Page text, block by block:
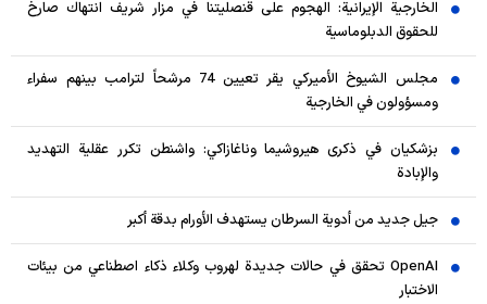
الخارجية الإيرانية: الهجوم على قنصليتنا في مزار شريف انتهاك صارخ
للحقوق الدبلوماسية
مجلس الشيوخ الأميركي يقر تعيين 74 مرشحاً لترامب بينهم سفراء
ومسؤولون في الخارجية
بزشكيان في ذكرى هيروشيما وناغازاكي: واشنطن تكرر عقلية التهديد
والإبادة
جيل جديد من أدوية السرطان يستهدف الأورام بدقة أكبر
OpenAI تحقق في حالات جديدة لهروب وكلاء ذكاء اصطناعي من بيئات
الاختبار